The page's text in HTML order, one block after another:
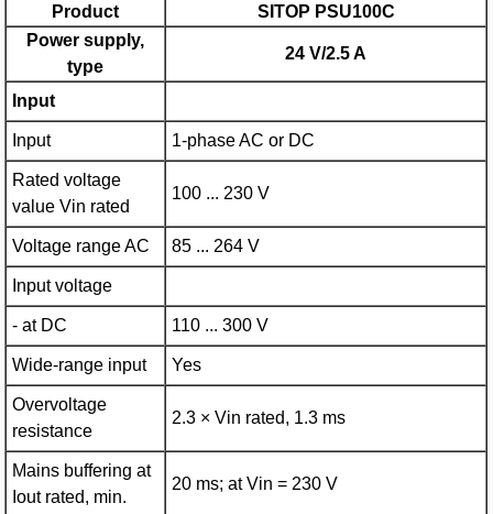
Product
SITOP PSU100C
Power supply,
type
24 V/2.5 A
Input
Input 1-phase AC or DC
Rated voltage
value Vin rated
100 ... 230 V
Voltage range AC 85 ... 264 V
Input voltage
- at DC 110 ... 300 V
Wide-range input Yes
Overvoltage
resistance
2.3 × Vin rated, 1.3 ms
Mains buffering at
Iout rated, min.
20 ms; at Vin = 230 V